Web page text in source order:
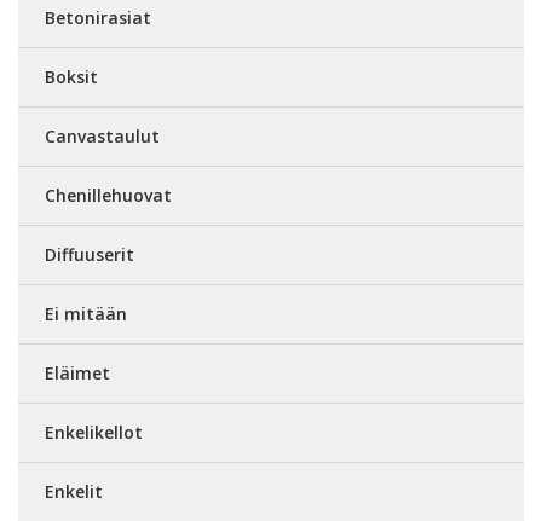
Betonirasiat
Boksit
Canvastaulut
Chenillehuovat
Diffuuserit
Ei mitään
Eläimet
Enkelikellot
Enkelit